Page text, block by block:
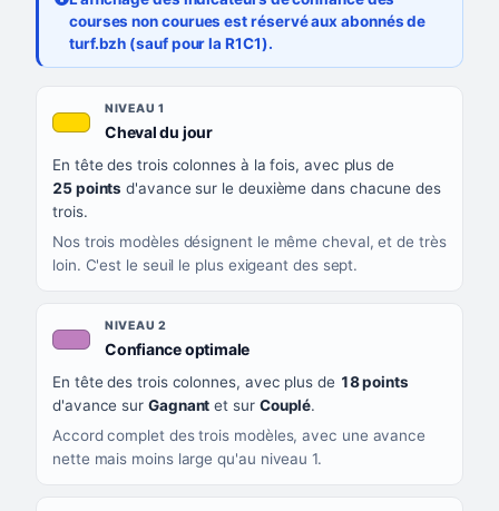
courses non courues est réservé aux abonnés de
turf.bzh (sauf pour la R1C1).
QUAND LA LIGNE PREND CETTE COULEUR
CE QUE CELA VOUS DIT
NIVEAU 1
Cheval du jour, couleur jaune or
En tête des trois colonnes à la fois, avec plus de
25 points d'avance sur le deuxième dans chacune des
trois.
Nos trois modèles désignent le même cheval, et de très
loin. C'est le seuil le plus exigeant des sept.
NIVEAU 2
Confiance optimale, couleur mauve
En tête des trois colonnes, avec plus de 18 points
d'avance sur Gagnant et sur Couplé.
Accord complet des trois modèles, avec une avance
nette mais moins large qu'au niveau 1.